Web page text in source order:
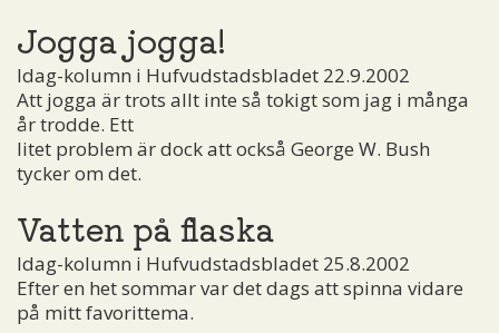
Jogga jogga!
Idag-kolumn i Hufvudstadsbladet 22.9.2002
Att jogga är trots allt inte så tokigt som jag i många
år trodde. Ett
litet problem är dock att också George W. Bush
tycker om det.
Vatten på flaska
Idag-kolumn i Hufvudstadsbladet 25.8.2002
Efter en het sommar var det dags att spinna vidare
på mitt favorittema.